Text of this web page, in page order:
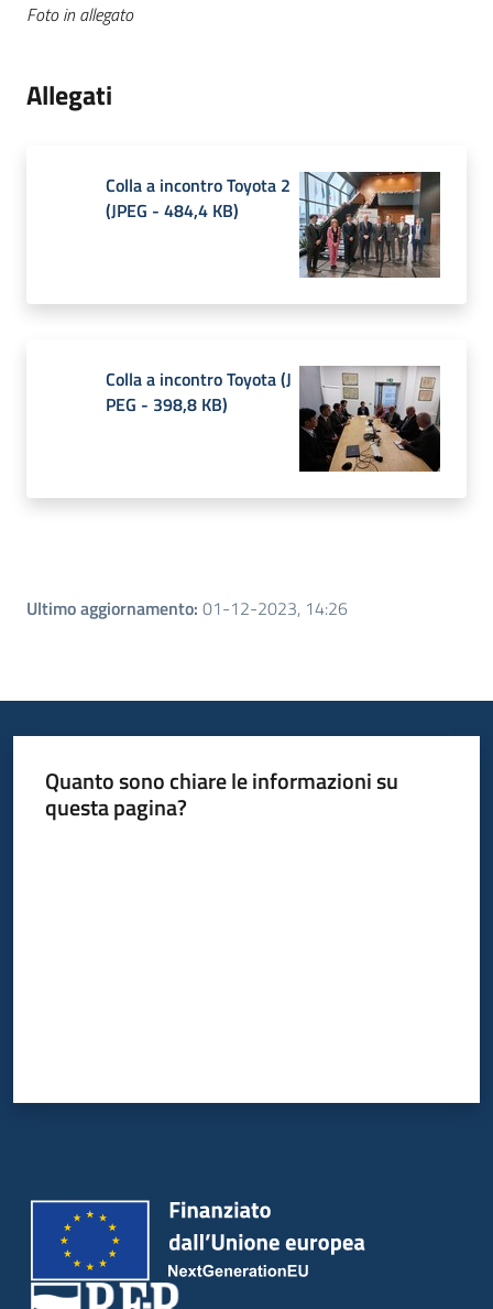
Foto in allegato
Allegati
Colla a incontro Toyota 2
(JPEG - 484,4 KB)
Colla a incontro Toyota(J
PEG - 398,8 KB)
Ultimo aggiornamento: 01-12-2023, 14:26
Quanto sono chiare le informazioni su
questa pagina?